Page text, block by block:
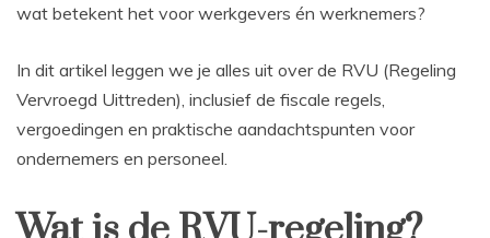
wat betekent het voor werkgevers én werknemers?
In dit artikel leggen we je alles uit over de RVU (Regeling
Vervroegd Uittreden), inclusief de fiscale regels,
vergoedingen en praktische aandachtspunten voor
ondernemers en personeel.